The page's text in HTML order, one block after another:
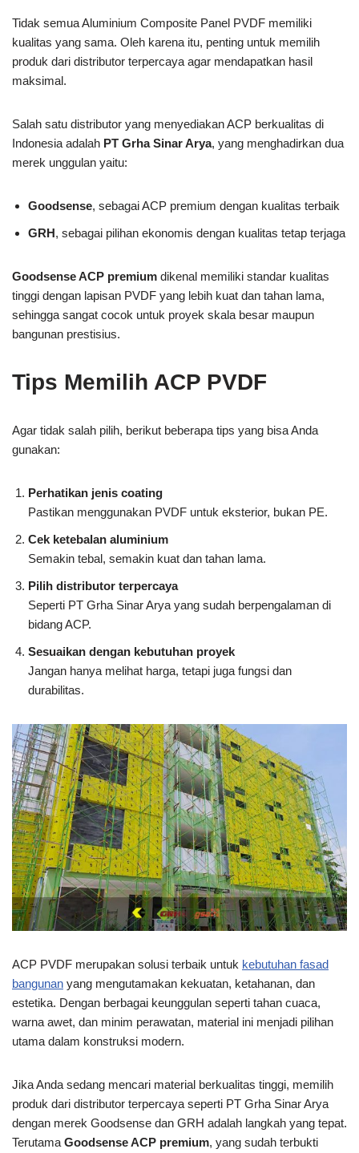
Tidak semua Aluminium Composite Panel PVDF memiliki
kualitas yang sama. Oleh karena itu, penting untuk memilih
produk dari distributor terpercaya agar mendapatkan hasil
maksimal.
Salah satu distributor yang menyediakan ACP berkualitas di
Indonesia adalah PT Grha Sinar Arya, yang menghadirkan dua
merek unggulan yaitu:
Goodsense, sebagai ACP premium dengan kualitas terbaik
GRH, sebagai pilihan ekonomis dengan kualitas tetap terjaga
Goodsense ACP premium dikenal memiliki standar kualitas
tinggi dengan lapisan PVDF yang lebih kuat dan tahan lama,
sehingga sangat cocok untuk proyek skala besar maupun
bangunan prestisius.
Tips Memilih ACP PVDF
Agar tidak salah pilih, berikut beberapa tips yang bisa Anda
gunakan:
Perhatikan jenis coating
Pastikan menggunakan PVDF untuk eksterior, bukan PE.
Cek ketebalan aluminium
Semakin tebal, semakin kuat dan tahan lama.
Pilih distributor terpercaya
Seperti PT Grha Sinar Arya yang sudah berpengalaman di
bidang ACP.
Sesuaikan dengan kebutuhan proyek
Jangan hanya melihat harga, tetapi juga fungsi dan
durabilitas.
ACP PVDF merupakan solusi terbaik untuk kebutuhan fasad
bangunan yang mengutamakan kekuatan, ketahanan, dan
estetika. Dengan berbagai keunggulan seperti tahan cuaca,
warna awet, dan minim perawatan, material ini menjadi pilihan
utama dalam konstruksi modern.
Jika Anda sedang mencari material berkualitas tinggi, memilih
produk dari distributor terpercaya seperti PT Grha Sinar Arya
dengan merek Goodsense dan GRH adalah langkah yang tepat.
Terutama Goodsense ACP premium, yang sudah terbukti